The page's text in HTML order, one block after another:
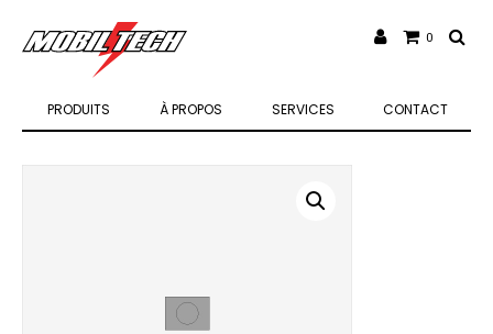
PRODUITS À PROPOS SERVICES CONTACT
0